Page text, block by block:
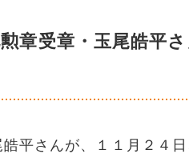
章受章・玉尾皓平
平さんが、１１月２４